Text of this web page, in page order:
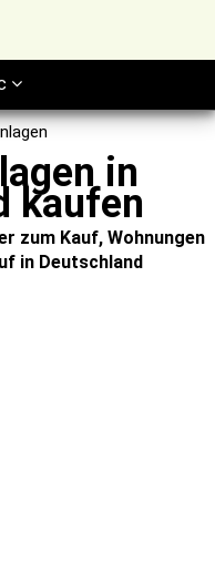
in
kaufen
zum Kauf, Wohnungen
in Deutschland